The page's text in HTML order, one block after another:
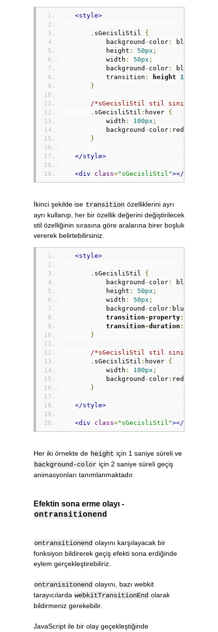
<style>
. sGecisliStil {
            background
- color : blue
            height
: 50px ;
            width
: 50px ;
            background
- color : blue
            transition
: height 1s
}
/*sGecisliStil stil sınıfına
. sGecisliStil : hover {
            width
: 100px ;
            background
- color : red
}
</style>
<div class="sGecisliStil"></div>
İkinci şekilde ise transition özelliklerini ayrı
ayrı kullanıp, her bir özellik değerini değiştirilecek
stil özelliğinin sırasına göre aralarına birer boşluk
vererek belirtebilirsiniz.
<style>
. sGecisliStil {
            background
- color : blue
            height
: 50px ;
            width
: 50px ;
            background
- color : blue
transition- property:
            transition
-duration :
}
/*sGecisliStil stil sınıfına
. sGecisliStil : hover {
            width
: 100px ;
            background
- color : red
}
</style>
<div class="sGecisliStil"></div>
Her iki örnekte de height için 1 saniye süreli ve
background-color için 2 saniye süreli geçiş
animasyonları tanımlanmaktadır.
Efektin sona erme olayı -
ontransitionend
ontransitionend olayını karşılayacak bir
fonksiyon bildirerek geçiş efekti sona erdiğinde
eylem gerçekleştirebiliriz.
ontranisitonend olayını, bazı webkit
tarayıcılarda webkitTransitionEnd olarak
bildirmeniz gerekebilir.
JavaScript ile bir olay geçekleştiğinde